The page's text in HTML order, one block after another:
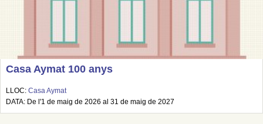
Casa Aymat 100 anys
LLOC: Casa Aymat
DATA: De l'1 de maig de 2026 al 31 de maig de 2027